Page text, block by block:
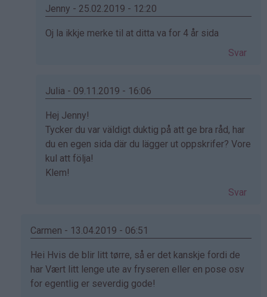
Jenny - 25.02.2019 - 12:20
Som
Jenny
bekreftet)
Oj la ikkje merke til at ditta va for 4 år sida
Svar
Julia - 09.11.2019 - 16:06
Som
svar
på
av
Jenny
Hej Jenny!
Tycker du var väldigt duktig på att ge bra råd, har
du en egen sida där du lägger ut oppskrifer? Vore
kul att följa!
Klem!
Svar
Carmen - 13.04.2019 - 06:51
Som
svar
på
Hei Hvis de blir litt tørre, så er det kanskje fordi de
har Vært litt lenge ute av fryseren eller en pose osv
for egentlig er severdig gode!